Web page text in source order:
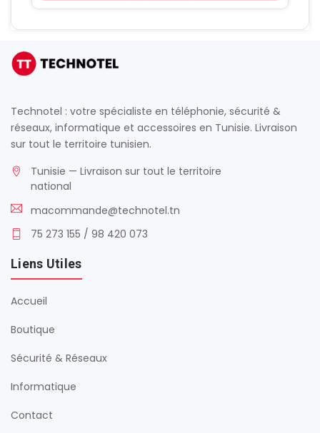
Technotel : votre spécialiste en téléphonie, sécurité &
réseaux, informatique et accessoires en Tunisie. Livraison
sur tout le territoire tunisien.
Tunisie — Livraison sur tout le territoire
national
macommande@technotel.tn
75 273 155 / 98 420 073
Liens Utiles
Accueil
Boutique
Sécurité & Réseaux
Informatique
Contact